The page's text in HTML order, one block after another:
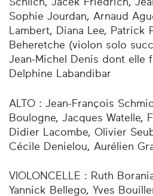
Schlich, Jacek Friedrich,
Sophie Jourdan, Arnaud
Lambert, Diana Lee, Patrick
Beheretche (violon solo
Jean-Michel Denis dont elle
Delphine Labandibar
ALTO : Jean-François
Boulogne, Jacques Watelle,
Didier Lacombe, Olivier
Cécile Denielou, Aurélien
VIOLONCELLE : Ruth
Yannick Bellego, Yves